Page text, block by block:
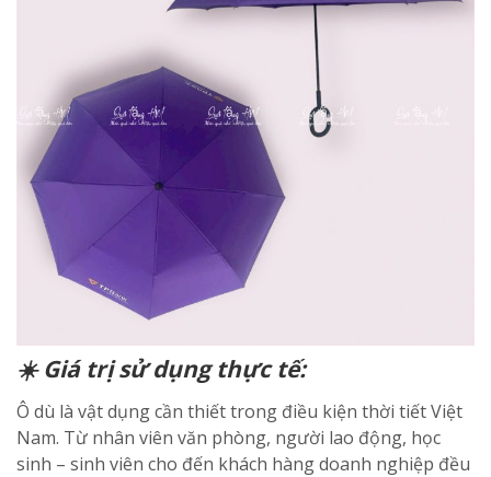
☀️ Giá trị sử dụng thực tế:
Ô dù là vật dụng cần thiết trong điều kiện thời tiết Việt
Nam. Từ nhân viên văn phòng, người lao động, học
sinh – sinh viên cho đến khách hàng doanh nghiệp đều